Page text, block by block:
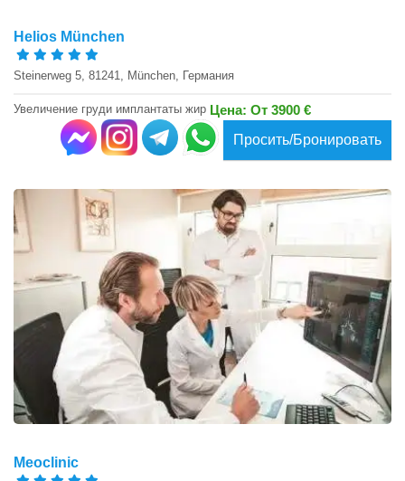
Helios München
Steinerweg 5, 81241, München, Германия
Увеличение груди имплантаты жир Цена: От 3900 €
Просить/Бронировать
Meoclinic